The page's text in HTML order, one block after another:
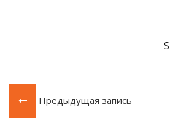
Предыдущая запись